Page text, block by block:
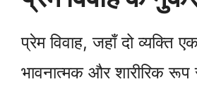
प्रेम विवाह, जहाँ दो व्यक्ति
भावनात्मक और शारीरिक